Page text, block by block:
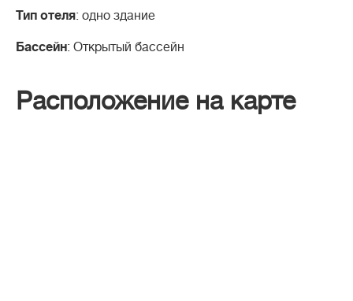
Тип отеля: одно здание
Бассейн: Открытый бассейн
Расположение на карте